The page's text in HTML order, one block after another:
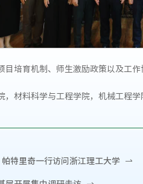
培育机制、师生激励政策以及工作
材料科学与工程学院，机械工程学
特里奇一行访问浙江理工大学